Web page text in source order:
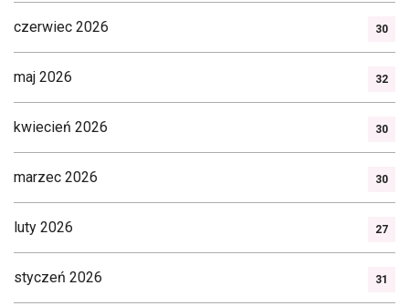
czerwiec 2026 30
maj 2026 32
kwiecień 2026 30
marzec 2026 30
luty 2026 27
styczeń 2026 31